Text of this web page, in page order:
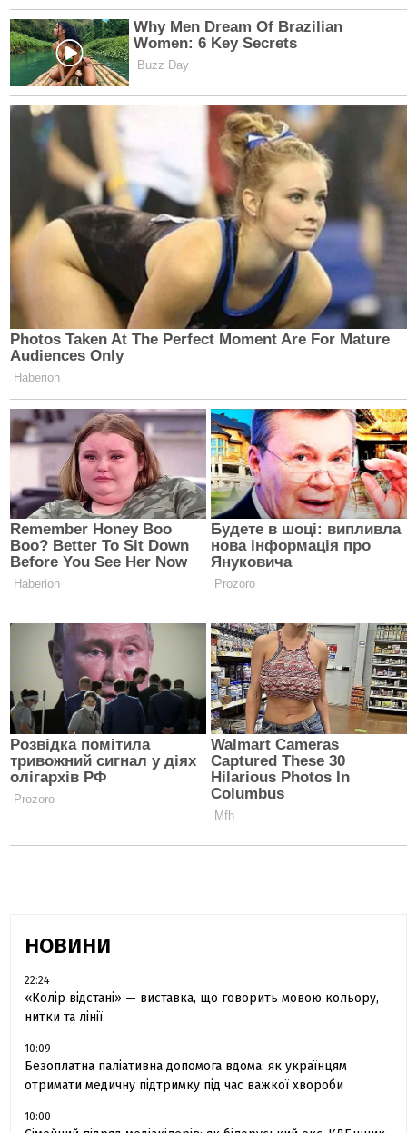
НОВИНИ
22:24
«Колір відстані» — виставка, що говорить мовою кольору,
нитки та лінії
10:09
Безоплатна паліативна допомога вдома: як українцям
отримати медичну підтримку під час важкої хвороби
10:00